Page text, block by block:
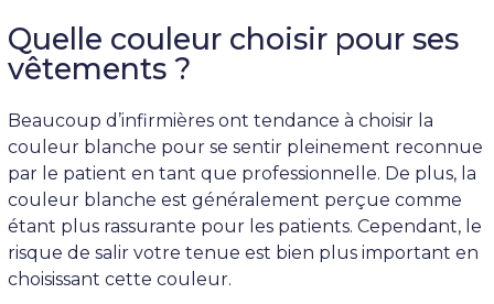
Quelle couleur choisir pour ses
vêtements ?
Beaucoup d’infirmières ont tendance à choisir la
couleur blanche pour se sentir pleinement reconnue
par le patient en tant que professionnelle. De plus, la
couleur blanche est généralement perçue comme
étant plus rassurante pour les patients. Cependant, le
risque de salir votre tenue est bien plus important en
choisissant cette couleur.